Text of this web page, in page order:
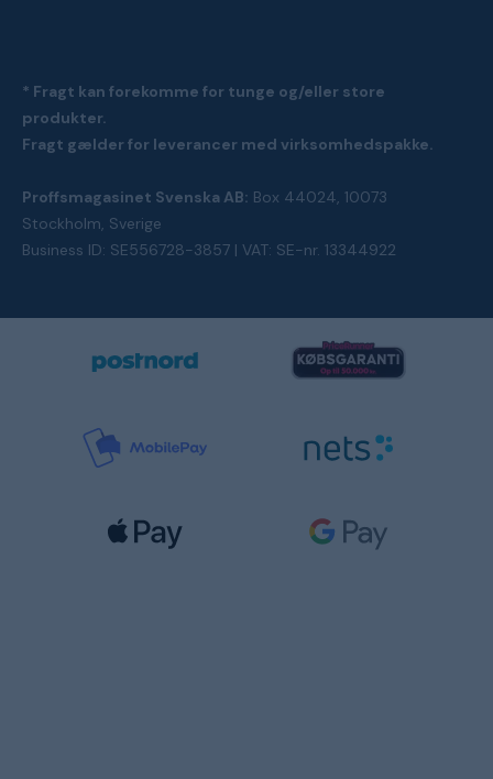
* Fragt kan forekomme for tunge og/eller store
produkter.
Fragt gælder for leverancer med virksomhedspakke.
Proffsmagasinet Svenska AB: Box 44024, 10073
Stockholm, Sverige
Business ID: SE556728-3857 | VAT: SE-nr. 13344922